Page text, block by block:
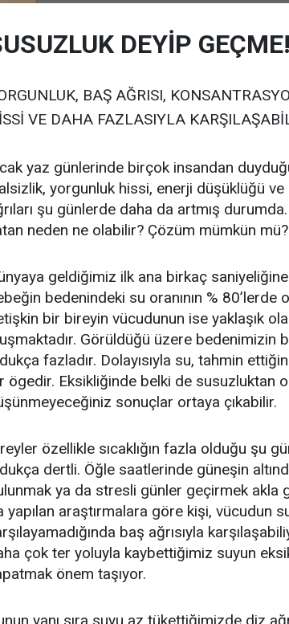
DEYİP GEÇME!
BAŞ AĞRISI,
VE DAHA FAZLASIYLA
yaz günlerinde birçok insandan
yorgunluk hissi, enerji düşüklüğü
şu günlerde daha da artmış
neden ne olabilir? Çözüm mümkün mü?
geldiğimiz ilk ana birkaç
bedenindeki su oranının % 80’lerde
bir bireyin vücudunun ise yaklaşık
Görüldüğü üzere bedenimizin
fazladır. Dolayısıyla su, tahmin
ögedir. Eksikliğinde belki de susuzluktan
sonuçlar ortaya çıkabilir.
özellikle sıcaklığın fazla olduğu şu
dertli. Öğle saatlerinde güneşin
ya da stresli günler geçirmek akla
yapılan araştırmalara göre kişi, vücudun
baş ağrısıyla
çok ter yoluyla kaybettiğimiz suyun
önem taşıyor.